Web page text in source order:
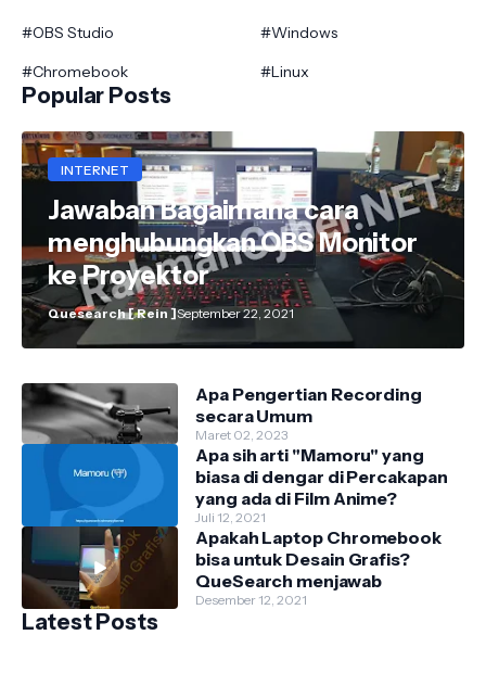
#OBS Studio
#Windows
#Chromebook
#Linux
Popular Posts
INTERNET
Jawaban Bagaimana cara
menghubungkan OBS Monitor
ke Proyektor
Quesearch [ Rein ]September 22, 2021
Apa Pengertian Recording
secara Umum
Maret 02, 2023
Apa sih arti "Mamoru" yang
biasa di dengar di Percakapan
yang ada di Film Anime?
Juli 12, 2021
Apakah Laptop Chromebook
bisa untuk Desain Grafis?
QueSearch menjawab
Desember 12, 2021
Latest Posts